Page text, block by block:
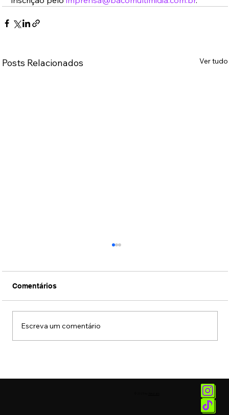
Posts Relacionados Ver tudo
Comentários
Escreva um comentário